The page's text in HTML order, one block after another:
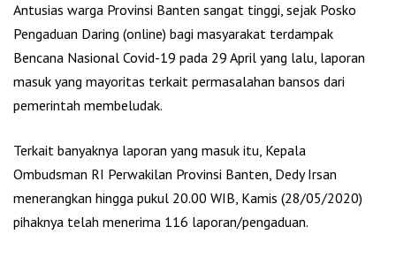
Antusias warga Provinsi Banten sangat tinggi, sejak Posko
Pengaduan Daring (online) bagi masyarakat terdampak
Bencana Nasional Covid-19 pada 29 April yang lalu, laporan
masuk yang mayoritas terkait permasalahan bansos dari
pemerintah membeludak.
Terkait banyaknya laporan yang masuk itu, Kepala
Ombudsman RI Perwakilan Provinsi Banten, Dedy Irsan
menerangkan hingga pukul 20.00 WIB, Kamis (28/05/2020)
pihaknya telah menerima 116 laporan/pengaduan.